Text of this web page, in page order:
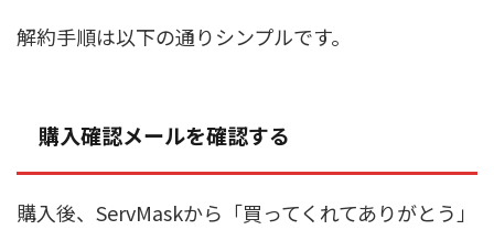
解約手順は以下の通りシンプルです。
購入確認メールを確認する
購入後、ServMaskから「買ってくれてありがとう」